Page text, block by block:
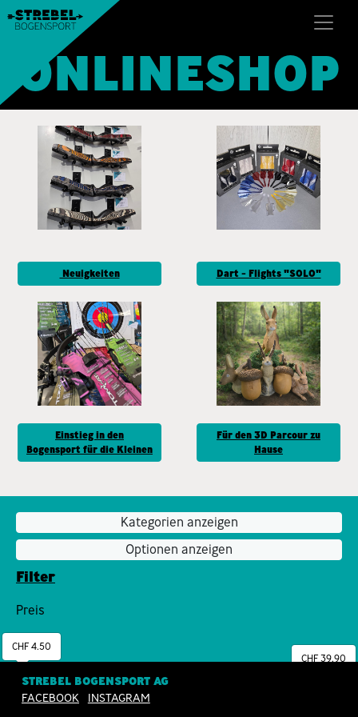
ONLINESHOP
Neuigkeiten Dart - Flights "SOLO"
Einstieg in den
Bogensport für die Kleinen
Für den 3D Parcour zu
Hause
Kategorien anzeigen
Optionen anzeigen
Filter
Preis
CHF 39.90
CHF 4.50
STREBEL BOGENSPORT AG
FACEBOOK
INSTAGRAM